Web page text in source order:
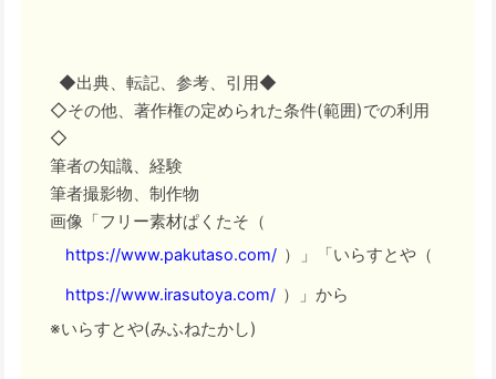
◆出典、転記、参考、引用◆
◇その他、著作権の定められた条件(範囲)での利用
◇
筆者の知識、経験
筆者撮影物、制作物
画像「フリー素材ぱくたそ（
https://www.pakutaso.com/ ）」「いらすとや（
https://www.irasutoya.com/ ）」から
※いらすとや(みふねたかし)